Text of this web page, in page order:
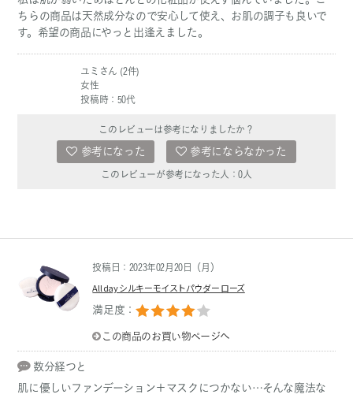
ちらの商品は天然成分なので安心して使え、お肌の調子も良いで
す。希望の商品にやっと出逢えました。
ユミさん (2件)
女性
投稿時：50代
このレビューは参考になりましたか？
参考になった 参考にならなかった
このレビューが参考になった人：0 人
投稿日：2023年02月20日（月）
All day シルキーモイストパウダー ローズ
満足度：
この商品のお買い物ページへ
数分経つと
肌に優しいファンデーション＋マスクにつかない…そんな魔法な